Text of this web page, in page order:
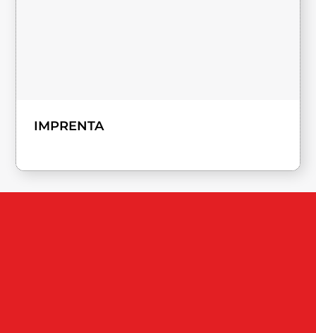
IMPRENTA